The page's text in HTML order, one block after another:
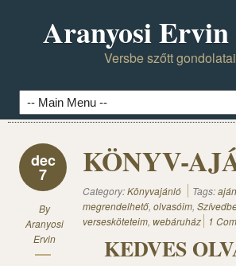
Aranyosi Ervin
Versbe szőtt
dec
7
By
Aranyosi
Ervin
KÖNYV-
Category:Könyvajánló Tags:
megrendelhető, olvasóim,
versesköteteim, webáruház 1
KEDVES